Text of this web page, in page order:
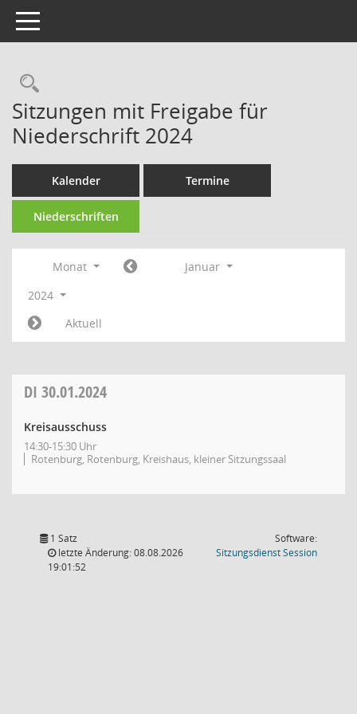
Toggle navigation
Rechercheauswahl
Sitzungen mit Freigabe für
Niederschrift 2024
Kalender Termine
Niederschriften
Monat
Januar
2024
Aktuell
DI 30.01.2024
Kreisausschuss
14:30-15:30 Uhr
Rotenburg, Rotenburg, Kreishaus, kleiner Sitzungssaal
1 Satz
letzte Änderung: 08.08.2026
19:01:52
Software:
SitzungsdienstSession(Wird in